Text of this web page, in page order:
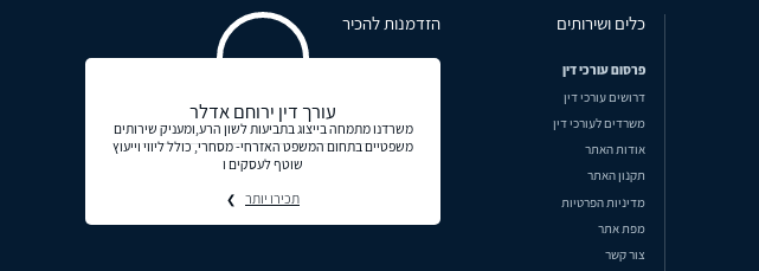
כלים ושירותים
פרסום עורכי דין
דרושים עורכי דין
משרדים לעורכי דין
אודות האתר
תקנון האתר
מדיניות הפרטיות
מפת אתר
צור קשר
הזדמנות להכיר
עורך דין ירוחם אדלר
משרדנו מתמחה בייצוג בתביעות לשון הרע,ומעניק שירותים
משפטיים בתחום המשפט האזרחי- מסחרי, כולל ליווי וייעוץ
שוטף לעסקים ו
תכירו יותר